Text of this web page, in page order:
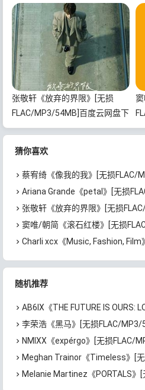
下载
张敬轩《放弃的界限》[无损
FLAC/MP3/54MB]百度云网盘下
载
猜你喜欢
蔡宥绮《像我的我》[无损FLAC/
Ariana Grande《petal》[无损FLAC/
张敬轩《放弃的界限》[无损
窦唯/朝简《滚石红楼》[无损
Charli xcx《Music, Fashion, Film》[无损
随机推荐
AB6IX《THE FUTURE IS OURS: LOST》[无
李荣浩《黑马》[无损FLAC/
NMIXX《expérgo》[无损FLAC/
Meghan Trainor《Timeless》[无损
Melanie Martinez《PORTALS》[无损